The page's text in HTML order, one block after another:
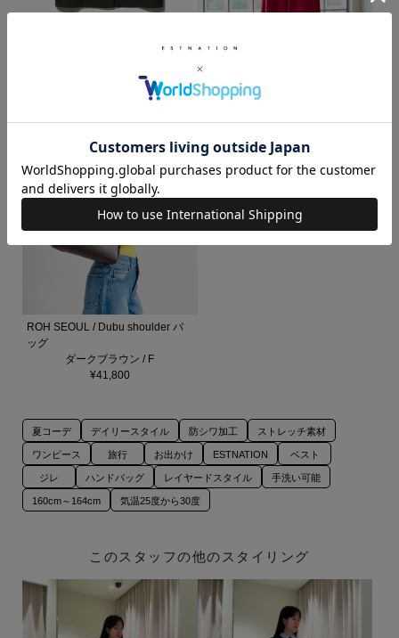
ESTNATION / アルビニ タックギ
ャザーワンピース
ROH SEOUL / Dubu shoulder バ
ッグ
ダークブラウン / F
¥41,800
夏コーデ デイリースタイル 防シワ加工 ストレッチ素材
ワンピース 旅行 お出かけ ESTNATION ベスト
ジレ ハンドバッグ レイヤードスタイル 手洗い可能
160cm～164cm 気温25度から30度
このスタッフの他のスタイリング